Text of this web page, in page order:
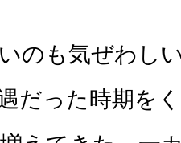
のも気ぜわし
だった時期を